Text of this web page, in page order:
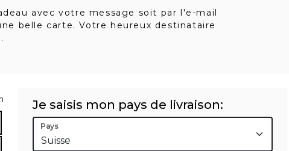
avec votre message soit par l'e-mail
belle carte. Votre heureux destinataire
Je saisis mon pays de livraison:
Pays